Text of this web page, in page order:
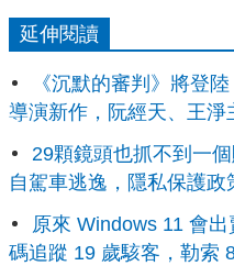
延伸閱讀
《沉默的審判》將登
導演新作，阮經天、王淨
29顆鏡頭也抓不到一
自駕車逃逸，隱私保護
原來 Windows 11 會
碼追蹤 19 歲駭客，勒索